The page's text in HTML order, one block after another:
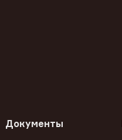
Документы